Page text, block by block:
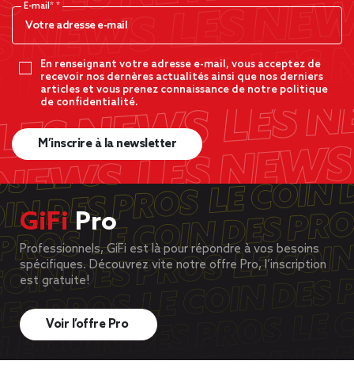
E-mail*
En renseignant votre adresse e-mail, vous acceptez de
recevoir nos dernères actualités ainsi que nos derniers
articles et vous prenez connaissance de notre politique
de confidentialité.
M’inscrire à la newsletter
GiFiPro
Professionnels, GiFi est là pour répondre à vos besoins
spécifiques. Découvrez vite notre offre Pro, l’inscription
est gratuite!
Voir l’offre Pro